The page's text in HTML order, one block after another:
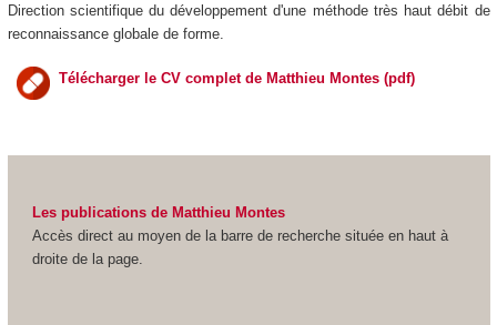
Direction scientifique du développement d'une méthode très haut débit de
reconnaissance globale de forme.
Télécharger le CV complet de Matthieu Montes (pdf)
Les publications de Matthieu Montes
Accès direct au moyen de la barre de recherche située en haut à
droite de la page.